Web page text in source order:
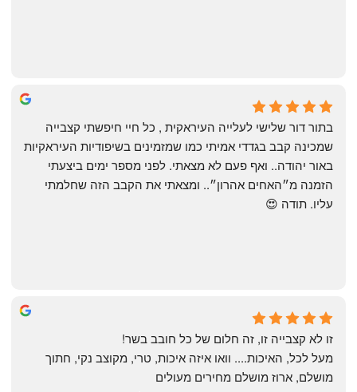
שי
4 months ago
Yonatan Menashe
6 months ago
עליו. תודה 😍
זו לא קצבייה זו, זה חלום של כל חובב בשר!
מושלם, ארוז מושלם מחירים מעולים